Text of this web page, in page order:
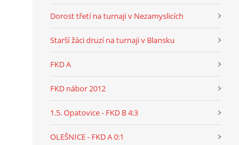
Dorost třetí na turnaji v Nezamyslicích
Starší žáci druzí na turnaji v Blansku
FKD A
FKD nábor 2012
1.5. Opatovice - FKD B 4:3
OLEŠNICE - FKD A 0:1